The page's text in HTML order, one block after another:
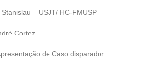
– USJT/ HC-FMUSP
Cortez
de Caso disparador